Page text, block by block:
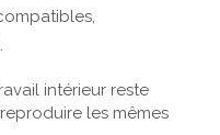
intérieur reste
les mêmes